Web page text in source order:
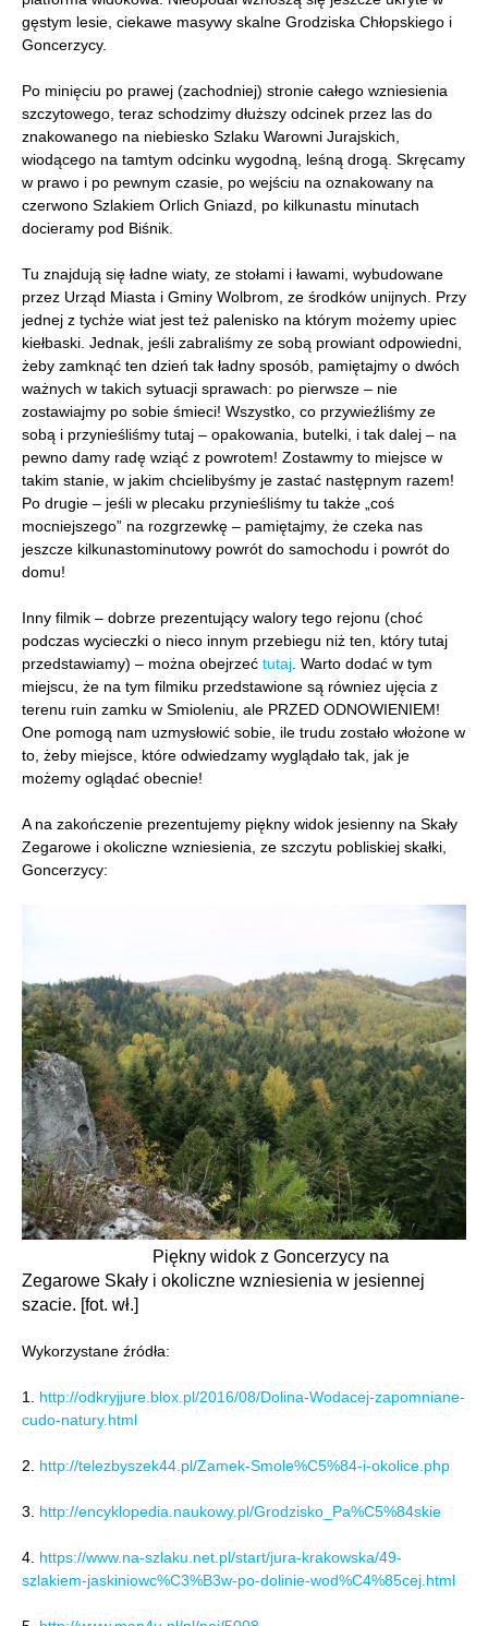
gęstym lesie, ciekawe masywy skalne Grodziska Chłopskiego i
Goncerzycy.
Po minięciu po prawej (zachodniej) stronie całego wzniesienia
szczytowego, teraz schodzimy dłuższy odcinek przez las do
znakowanego na niebiesko Szlaku Warowni Jurajskich,
wiodącego na tamtym odcinku wygodną, leśną drogą. Skręcamy
w prawo i po pewnym czasie, po wejściu na oznakowany na
czerwono Szlakiem Orlich Gniazd, po kilkunastu minutach
docieramy pod Biśnik.
Tu znajdują się ładne wiaty, ze stołami i ławami, wybudowane
przez Urząd Miasta i Gminy Wolbrom, ze środków unijnych. Przy
jednej z tychże wiat jest też palenisko na którym możemy upiec
kiełbaski. Jednak, jeśli zabraliśmy ze sobą prowiant odpowiedni,
żeby zamknąć ten dzień tak ładny sposób, pamiętajmy o dwóch
ważnych w takich sytuacji sprawach: po pierwsze – nie
zostawiajmy po sobie śmieci! Wszystko, co przywieźliśmy ze
sobą i przynieśliśmy tutaj – opakowania, butelki, i tak dalej – na
pewno damy radę wziąć z powrotem! Zostawmy to miejsce w
takim stanie, w jakim chcielibyśmy je zastać następnym razem!
Po drugie – jeśli w plecaku przynieśliśmy tu także „coś
mocniejszego” na rozgrzewkę – pamiętajmy, że czeka nas
jeszcze kilkunastominutowy powrót do samochodu i powrót do
domu!
Inny filmik – dobrze prezentujący walory tego rejonu (choć
podczas wycieczki o nieco innym przebiegu niż ten, który tutaj
przedstawiamy) – można obejrzeć tutaj . Warto dodać w tym
miejscu, że na tym filmiku przedstawione są równiez ujęcia z
terenu ruin zamku w Smioleniu, ale PRZED ODNOWIENIEM!
One pomogą nam uzmysłowić sobie, ile trudu zostało włożone w
to, żeby miejsce, które odwiedzamy wyglądało tak, jak je
możemy oglądać obecnie!
A na zakończenie prezentujemy piękny widok jesienny na Skały
Zegarowe i okoliczne wzniesienia, ze szczytu pobliskiej skałki,
Goncerzycy:
Piękny widok z Goncerzycy na
Zegarowe Skały i okoliczne wzniesienia w jesiennej
szacie. [fot. wł.]
Wykorzystane źródła:
1. http://odkryjjure.blox.pl/2016/08/Dolina-Wodacej-zapomniane-
cudo-natury.html
2. http://telezbyszek44.pl/Zamek-Smole%C5%84-i-okolice.php
3. http://encyklopedia.naukowy.pl/Grodzisko_Pa%C5%84skie
4. https://www.na-szlaku.net.pl/start/jura-krakowska/49-
szlakiem-jaskiniowc%C3%B3w-po-dolinie-wod%C4%85cej.html